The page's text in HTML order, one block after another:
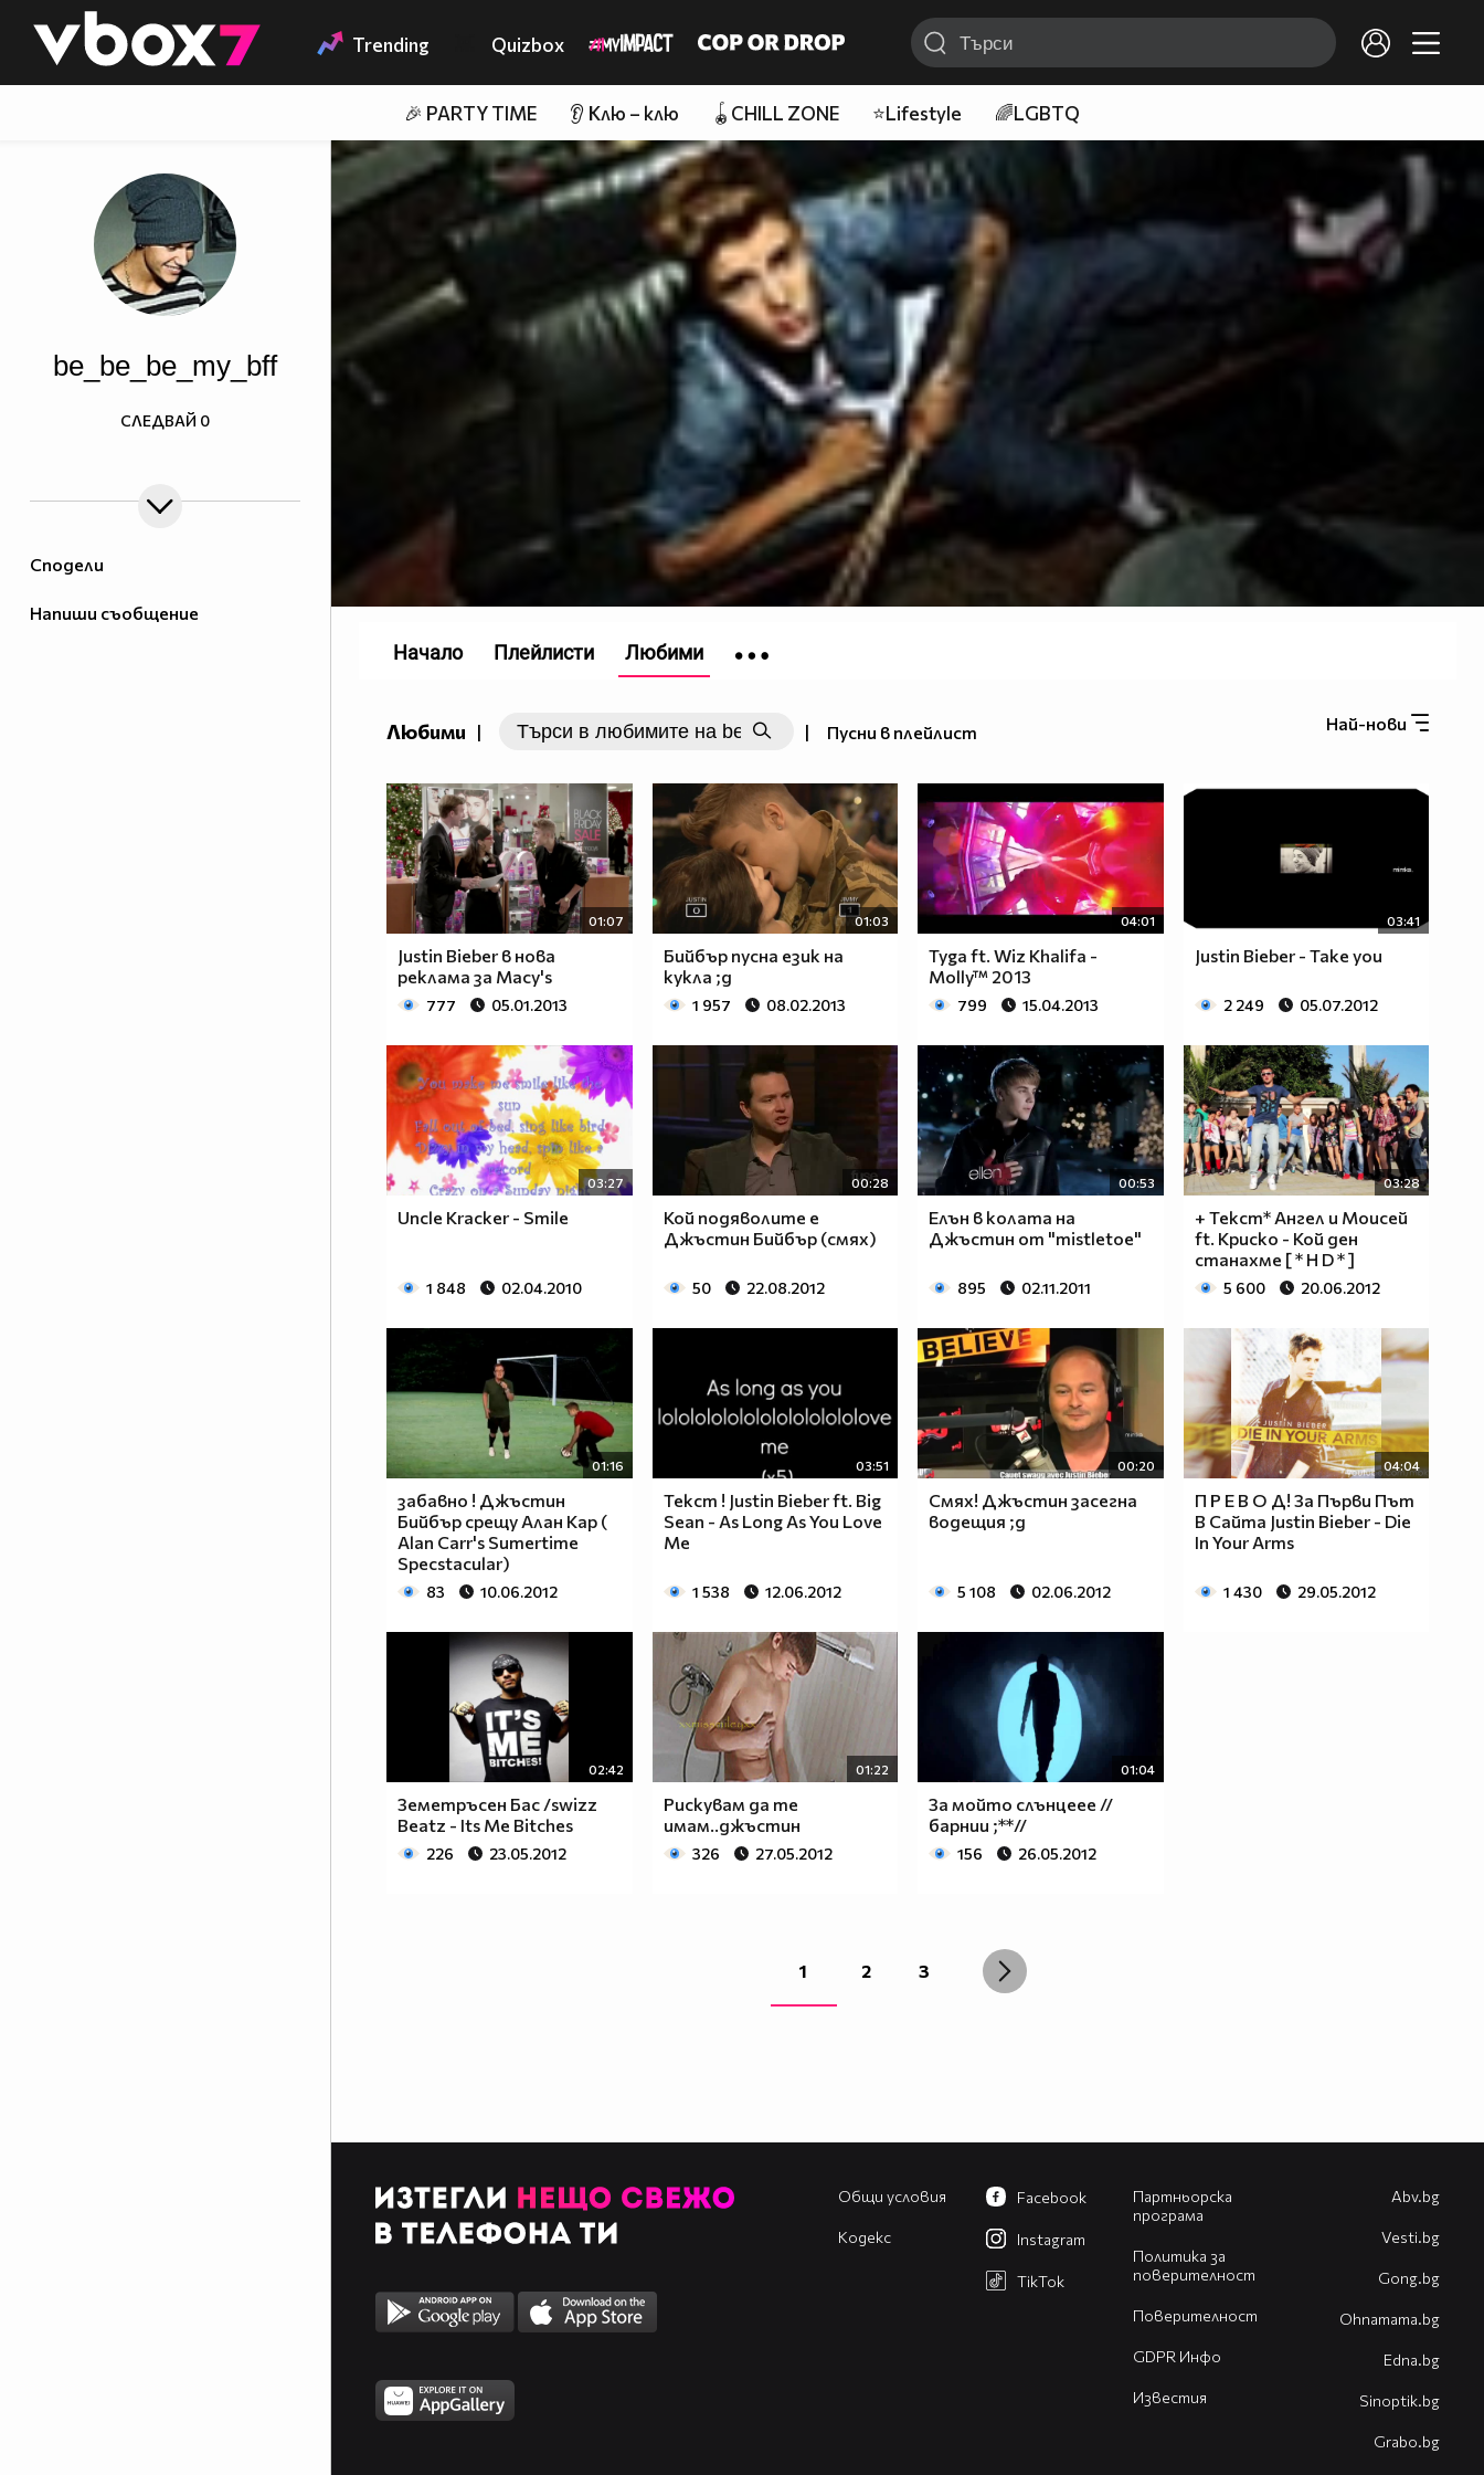
👾 Trending Quizbox
🎉 PARTY TIME 👂 Клю – клю 🪀CHILL ZONE ⭐Lifestyle 🌈LGBTQ
Сподели
Напиши съобщение
be_be_be_my_bff
СЛЕДВАЙ 0
Любими | | Пусни в плейлист Най-нови
01:07
Justin Bieber в нoвa
реклама за Macy's
777 05.01.2013
01:03
Бийбър пусна език на
кукла ;д
1 957 08.02.2013
04:01
Tyga ft. Wiz Khalifa -
Molly™ 2013
799 15.04.2013
03:41
Justin Bieber - Take you
2 249 05.07.2012
03:27
Uncle Kracker - Smile
1 848 02.04.2010
00:28
Кой подяволите е
Джъстин Бийбър (смях)
50 22.08.2012
00:53
Елън в колата на
Джъстин от "mistletoe"
895 02.11.2011
03:28
+ Текст* Ангел и Моисей
ft. Криско - Кой ден
станахме [ * H D * ]
5 600 20.06.2012
01:16
забавно ! Джъстин
Бийбър срещу Алан Кар (
Аlan Carr's Sumertime
Specstacular)
83 10.06.2012
03:51
Текст ! Justin Bieber ft. Big
Sean - As Long As You Love
Me
1 538 12.06.2012
00:20
Смях! Джъстин засегна
водещия ;д
5 108 02.06.2012
04:04
П Р Е В О Д! За Първи Път
В Сайта Justin Bieber - Die
In Your Arms
1 430 29.05.2012
02:42
Земетръсен Бас /swizz
Beatz - Its Me Bitches
226 23.05.2012
01:22
Рискувам да те
имам..джъстин
326 27.05.2012
01:04
За мойто слънцеее //
барнии ;**//
156 26.05.2012
1 2 3
Начало Плейлисти Любими
Общи условия
Кодекс
Партньорска
програма
Политика за
поверителност
Поверителност
GDPR Инфо
Известия
Facebook
Instagram
TikTok
Abv.bg
Vesti.bg
Gong.bg
Оhnamama.bg
Edna.bg
Sinoptik.bg
Grabo.bg